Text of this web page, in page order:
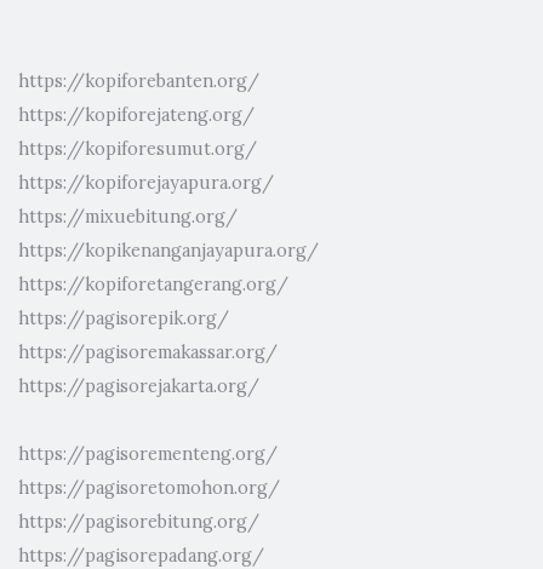
https://kopiforebanten.org/
https://kopiforejateng.org/
https://kopiforesumut.org/
https://kopiforejayapura.org/
https://mixuebitung.org/
https://kopikenanganjayapura.org/
https://kopiforetangerang.org/
https://pagisorepik.org/
https://pagisoremakassar.org/
https://pagisorejakarta.org/
https://pagisorementeng.org/
https://pagisoretomohon.org/
https://pagisorebitung.org/
https://pagisorepadang.org/